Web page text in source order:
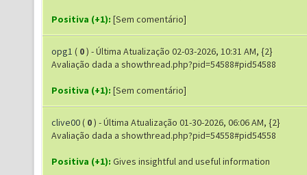
Positiva (+1): [Sem comentário]
opg1 ( 0) - Última Atualização 02-03-2026, 10:31 AM, {2}
Avaliação dada a showthread.php?pid=54588#pid54588
Positiva (+1): [Sem comentário]
clive00( 0) - Última Atualização 01-30-2026, 06:06 AM, {2}
Avaliação dada a showthread.php?pid=54558#pid54558
Positiva (+1): Gives insightful and useful information